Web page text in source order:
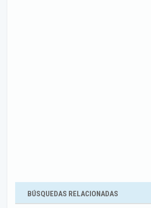
BÚSQUEDAS RELACIONADAS